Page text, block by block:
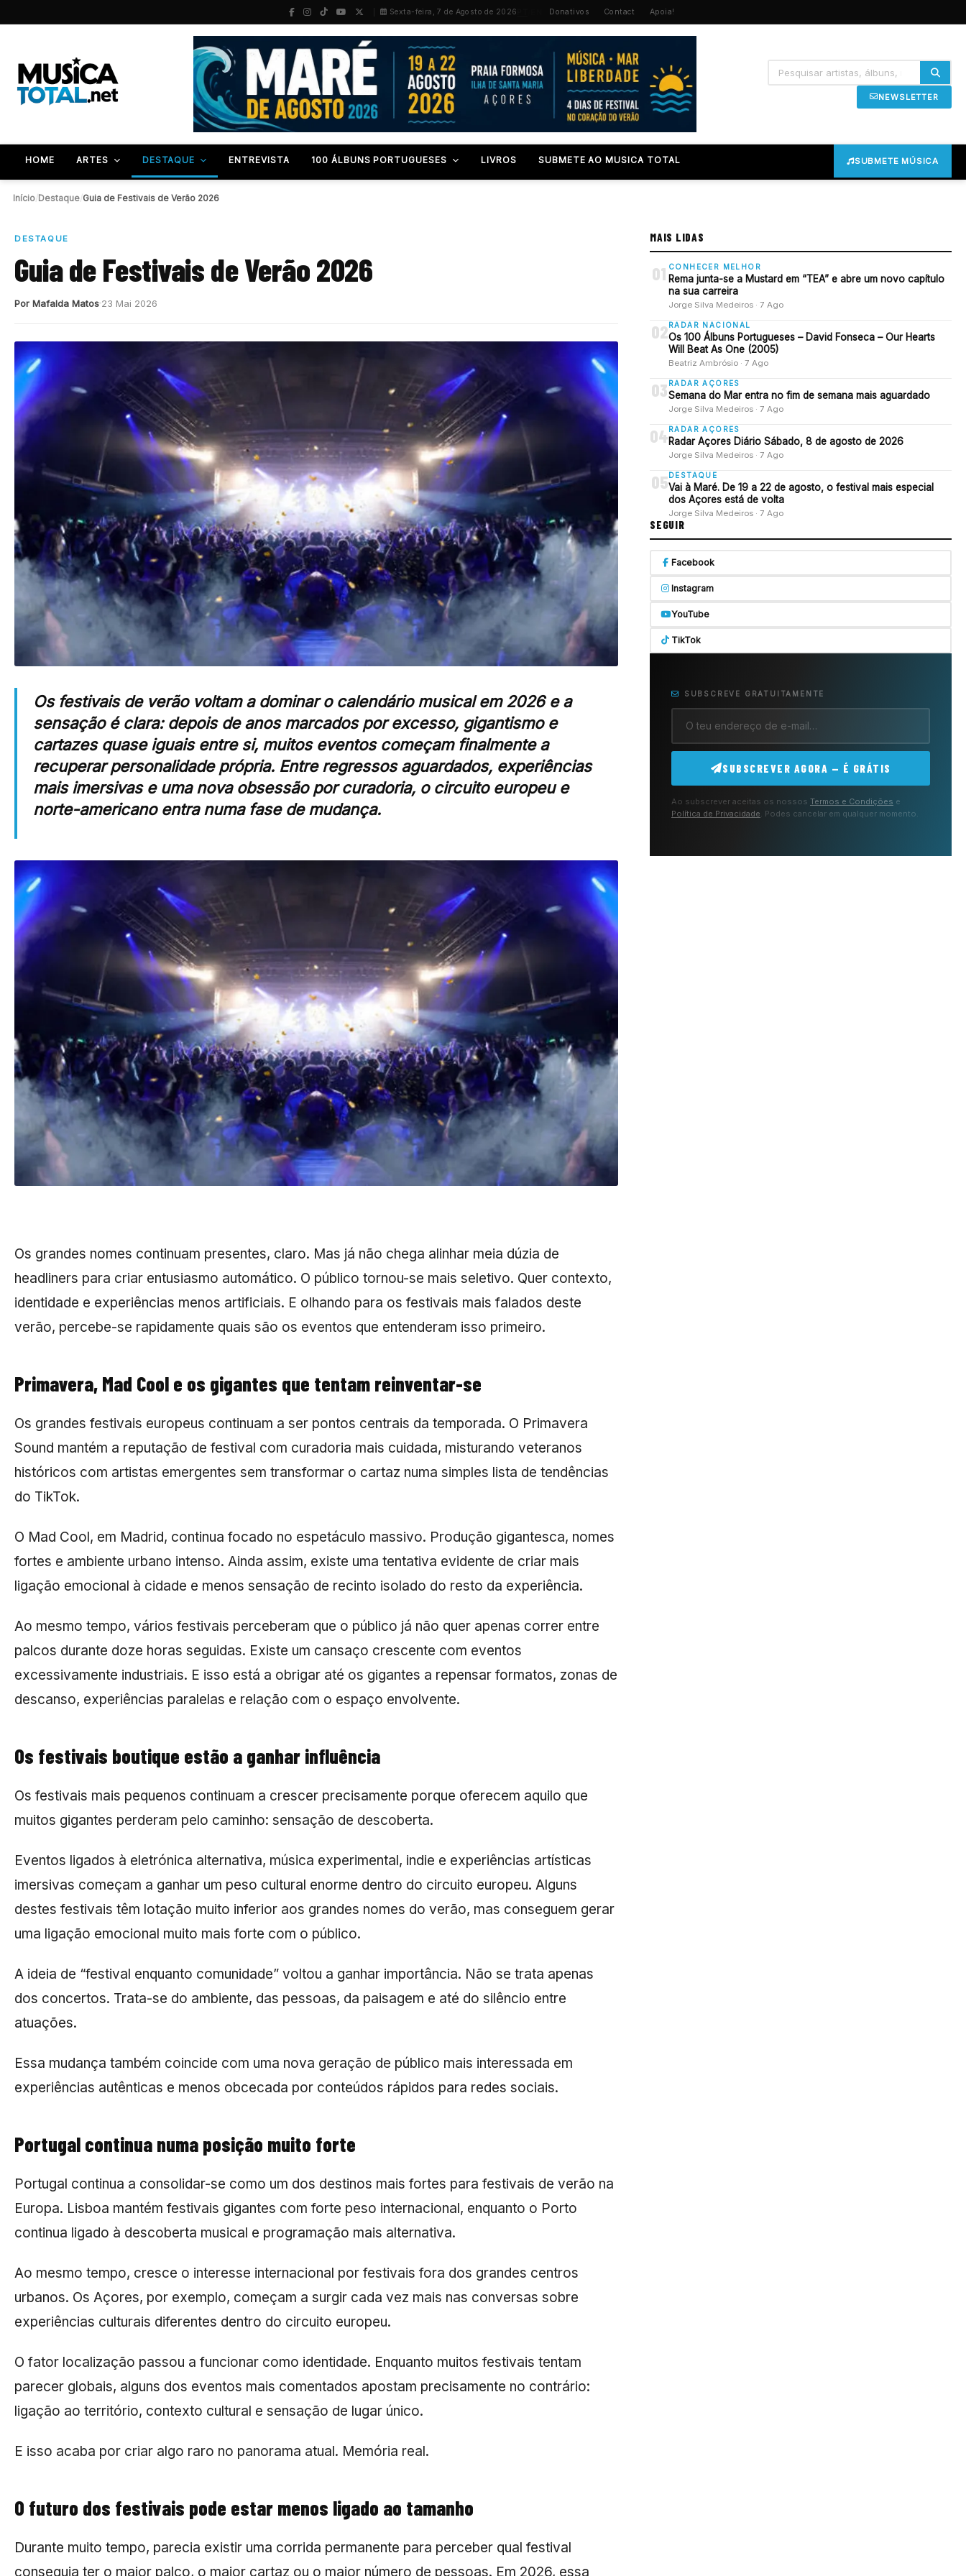
Sexta-feira, 7 de Agosto de 2026 Donativos Contact Apoia!
NEWSLETTER
HOME ARTES DESTAQUE ENTREVISTA 100 ÁLBUNS PORTUGUESES LIVROS SUBMETE AO MUSICA TOTAL SUBMETE MÚSICA
Início Destaque Guia de Festivais de Verão 2026
DESTAQUE
Guia de Festivais de Verão 2026
Por Mafalda Matos 23 Mai 2026
Os festivais de verão voltam a dominar o calendário musical em 2026 e a
sensação é clara: depois de anos marcados por excesso, gigantismo e
cartazes quase iguais entre si, muitos eventos começam finalmente a
recuperar personalidade própria. Entre regressos aguardados, experiências
mais imersivas e uma nova obsessão por curadoria, o circuito europeu e
norte-americano entra numa fase de mudança.
Os grandes nomes continuam presentes, claro. Mas já não chega alinhar meia dúzia de
headliners para criar entusiasmo automático. O público tornou-se mais seletivo. Quer contexto,
identidade e experiências menos artificiais. E olhando para os festivais mais falados deste
verão, percebe-se rapidamente quais são os eventos que entenderam isso primeiro.
Primavera, Mad Cool e os gigantes que tentam reinventar-se
Os grandes festivais europeus continuam a ser pontos centrais da temporada. O Primavera
Sound mantém a reputação de festival com curadoria mais cuidada, misturando veteranos
históricos com artistas emergentes sem transformar o cartaz numa simples lista de tendências
do TikTok.
O Mad Cool, em Madrid, continua focado no espetáculo massivo. Produção gigantesca, nomes
fortes e ambiente urbano intenso. Ainda assim, existe uma tentativa evidente de criar mais
ligação emocional à cidade e menos sensação de recinto isolado do resto da experiência.
Ao mesmo tempo, vários festivais perceberam que o público já não quer apenas correr entre
palcos durante doze horas seguidas. Existe um cansaço crescente com eventos
excessivamente industriais. E isso está a obrigar até os gigantes a repensar formatos, zonas de
descanso, experiências paralelas e relação com o espaço envolvente.
Os festivais boutique estão a ganhar influência
Os festivais mais pequenos continuam a crescer precisamente porque oferecem aquilo que
muitos gigantes perderam pelo caminho: sensação de descoberta.
Eventos ligados à eletrónica alternativa, música experimental, indie e experiências artísticas
imersivas começam a ganhar um peso cultural enorme dentro do circuito europeu. Alguns
destes festivais têm lotação muito inferior aos grandes nomes do verão, mas conseguem gerar
uma ligação emocional muito mais forte com o público.
A ideia de “festival enquanto comunidade” voltou a ganhar importância. Não se trata apenas
dos concertos. Trata-se do ambiente, das pessoas, da paisagem e até do silêncio entre
atuações.
Essa mudança também coincide com uma nova geração de público mais interessada em
experiências autênticas e menos obcecada por conteúdos rápidos para redes sociais.
Portugal continua numa posição muito forte
Portugal continua a consolidar-se como um dos destinos mais fortes para festivais de verão na
Europa. Lisboa mantém festivais gigantes com forte peso internacional, enquanto o Porto
continua ligado à descoberta musical e programação mais alternativa.
Ao mesmo tempo, cresce o interesse internacional por festivais fora dos grandes centros
urbanos. Os Açores, por exemplo, começam a surgir cada vez mais nas conversas sobre
experiências culturais diferentes dentro do circuito europeu.
O fator localização passou a funcionar como identidade. Enquanto muitos festivais tentam
parecer globais, alguns dos eventos mais comentados apostam precisamente no contrário:
ligação ao território, contexto cultural e sensação de lugar único.
E isso acaba por criar algo raro no panorama atual. Memória real.
O futuro dos festivais pode estar menos ligado ao tamanho
Durante muito tempo, parecia existir uma corrida permanente para perceber qual festival
conseguia ter o maior palco, o maior cartaz ou o maior número de pessoas. Em 2026, essa
MAIS LIDAS
01 CONHECER MELHOR
Rema junta-se a Mustard em “TEA” e abre um novo capítulo
na sua carreira
Jorge Silva Medeiros · 7 Ago
02 RADAR NACIONAL
Os 100 Álbuns Portugueses – David Fonseca – Our Hearts
Will Beat As One (2005)
Beatriz Ambrósio · 7 Ago
03 RADAR AÇORES
Semana do Mar entra no fim de semana mais aguardado
Jorge Silva Medeiros · 7 Ago
04RADAR AÇORES
Radar Açores Diário Sábado, 8 de agosto de 2026
Jorge Silva Medeiros · 7 Ago
05 DESTAQUE
Vai à Maré. De 19 a 22 de agosto, o festival mais especial
dos Açores está de volta
Jorge Silva Medeiros · 7 Ago
SEGUIR
Facebook
Instagram
YouTube
TikTok
SUBSCREVE GRATUITAMENTE
SUBSCREVER AGORA — É GRÁTIS
Ao subscrever aceitas os nossos Termos e Condições e
Política de Privacidade . Podes cancelar em qualquer momento.